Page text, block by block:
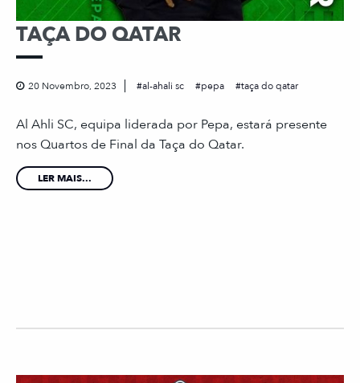
TAÇA DO QATAR
20 Novembro, 2023 al-ahali sc pepa taça do qatar
Al Ahli SC, equipa liderada por Pepa, estará presente
nos Quartos de Final da Taça do Qatar.
LER MAIS...